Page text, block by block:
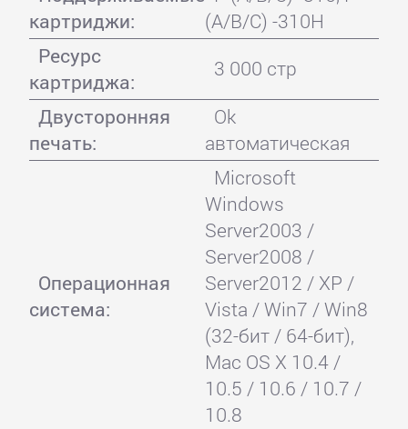
картриджи:
(A/B/C) -310H
Ресурс
картриджа:
3 000 стр
Двусторонняя
печать:
Ok
автоматическая
Операционная
система:
Microsoft
Windows
Server2003 /
Server2008 /
Server2012 / XP /
Vista / Win7 / Win8
(32-бит / 64-бит),
Mac OS X 10.4 /
10.5 / 10.6 / 10.7 /
10.8